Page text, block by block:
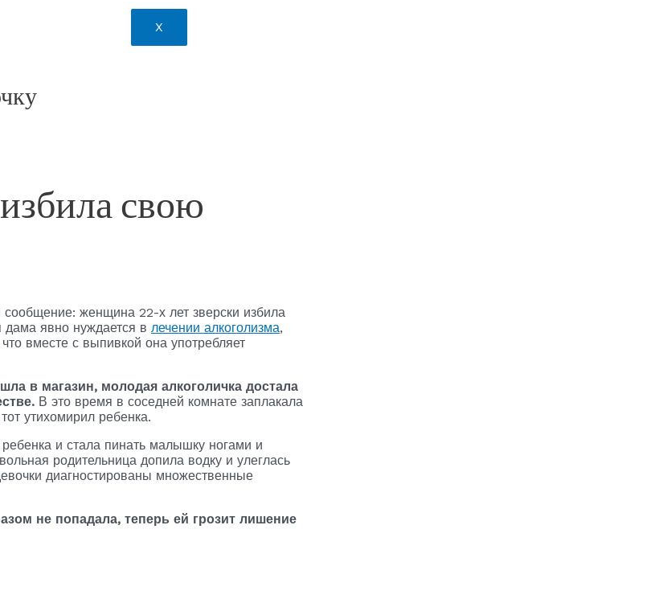
X
свою
женщина 22-х лет зверски избила
явно нуждается в лечении алкоголизма,
вместе с выпивкой она употребляет
в магазин, молодая алкоголичка достала
В это время в соседней комнате заплакала
утихомирил ребенка.
и стала пинать малышку ногами и
родительница допила водку и улеглась
диагностированы множественные
не попадала, теперь ей грозит лишение